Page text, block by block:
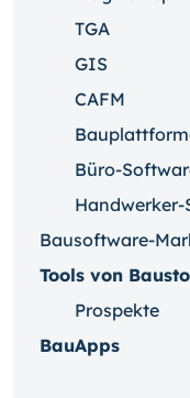
TGA
GIS
CAFM
Büro-
Bausoftware-
Tools von
Prospekte
BauApps